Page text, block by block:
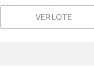
VER LOTE